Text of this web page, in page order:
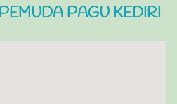
PAGU KEDIRI